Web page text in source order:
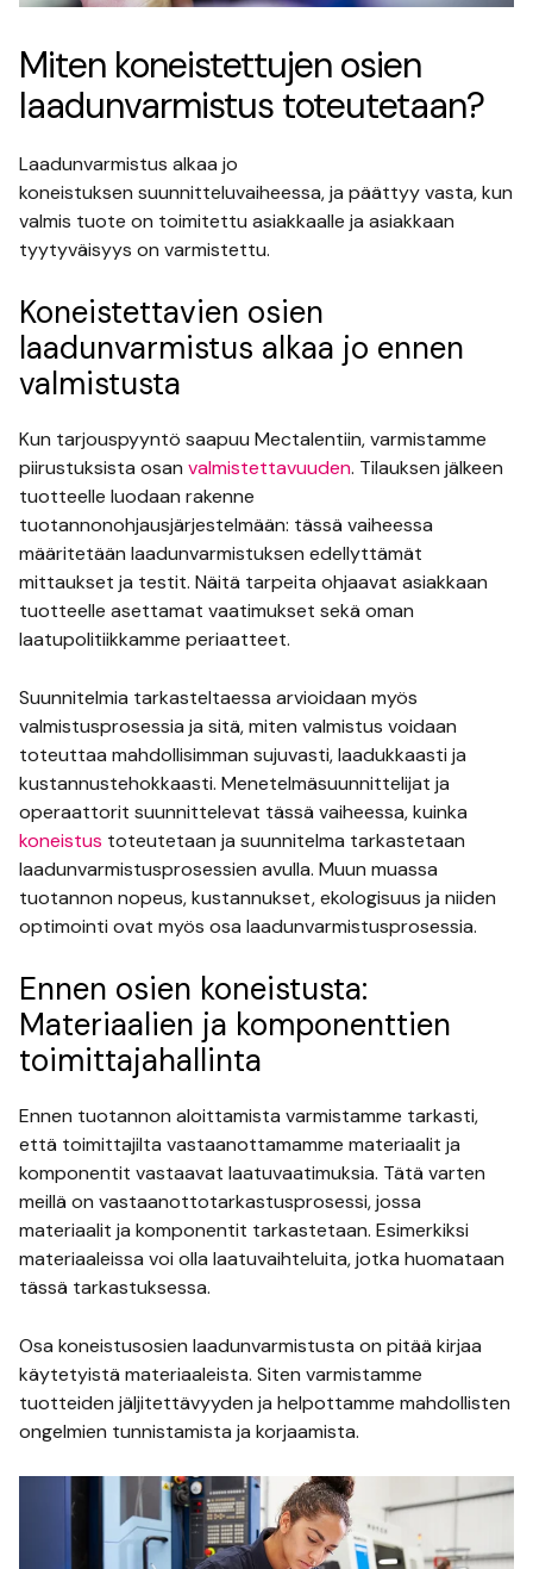
Miten koneistettujen osien
laadunvarmistus toteutetaan?
Laadunvarmistus alkaa jo
koneistuksen suunnitteluvaiheessa, ja päättyy vasta, kun
valmis tuote on toimitettu asiakkaalle ja asiakkaan
tyytyväisyys on varmistettu.
Koneistettavien osien
laadunvarmistus alkaa jo ennen
valmistusta
Kun tarjouspyyntö saapuu Mectalentiin, varmistamme
piirustuksista osan valmistettavuuden. Tilauksen jälkeen
tuotteelle luodaan rakenne
tuotannonohjausjärjestelmään: tässä vaiheessa
määritetään laadunvarmistuksen edellyttämät
mittaukset ja testit. Näitä tarpeita ohjaavat asiakkaan
tuotteelle asettamat vaatimukset sekä oman
laatupolitiikkamme periaatteet.
Suunnitelmia tarkasteltaessa arvioidaan myös
valmistusprosessia ja sitä, miten valmistus voidaan
toteuttaa mahdollisimman sujuvasti, laadukkaasti ja
kustannustehokkaasti. Menetelmäsuunnittelijat ja
operaattorit suunnittelevat tässä vaiheessa, kuinka
koneistus toteutetaan ja suunnitelma tarkastetaan
laadunvarmistusprosessien avulla. Muun muassa
tuotannon nopeus, kustannukset, ekologisuus ja niiden
optimointi ovat myös osa laadunvarmistusprosessia.
Ennen osien koneistusta:
Materiaalien ja komponenttien
toimittajahallinta
Ennen tuotannon aloittamista varmistamme tarkasti,
että toimittajilta vastaanottamamme materiaalit ja
komponentit vastaavat laatuvaatimuksia. Tätä varten
meillä on vastaanottotarkastusprosessi, jossa
materiaalit ja komponentit tarkastetaan. Esimerkiksi
materiaaleissa voi olla laatuvaihteluita, jotka huomataan
tässä tarkastuksessa.
Osa koneistusosien laadunvarmistusta on pitää kirjaa
käytetyistä materiaaleista. Siten varmistamme
tuotteiden jäljitettävyyden ja helpottamme mahdollisten
ongelmien tunnistamista ja korjaamista.